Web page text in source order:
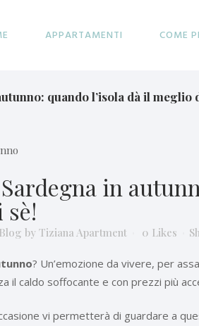
APPARTAMENTI COME
quando l’isola dà il meglio
in
Blog by Tiziana Apartment 0 Likes
? Un’emozione da vivere, per
il caldo soffocante e con prezzi più
vi permetterà di guardare a